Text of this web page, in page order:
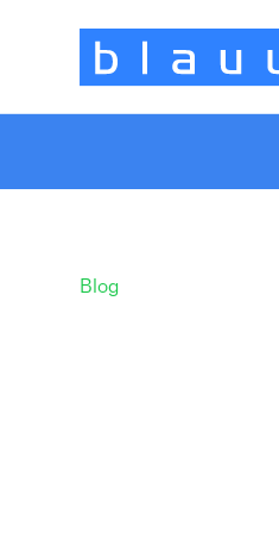
Blog